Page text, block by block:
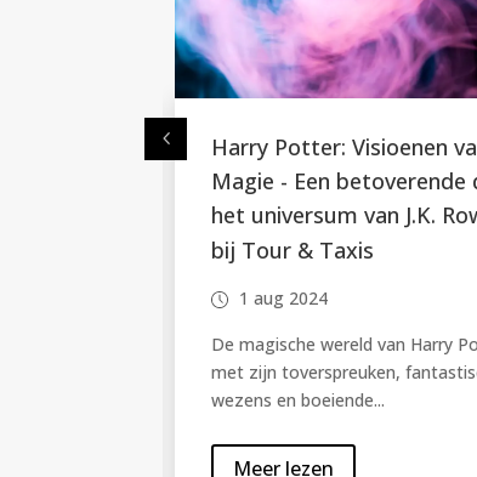
De beste plekken voor
de stad
1 aug 2024
op doorreis bent, de juiste plek
Meer lezen